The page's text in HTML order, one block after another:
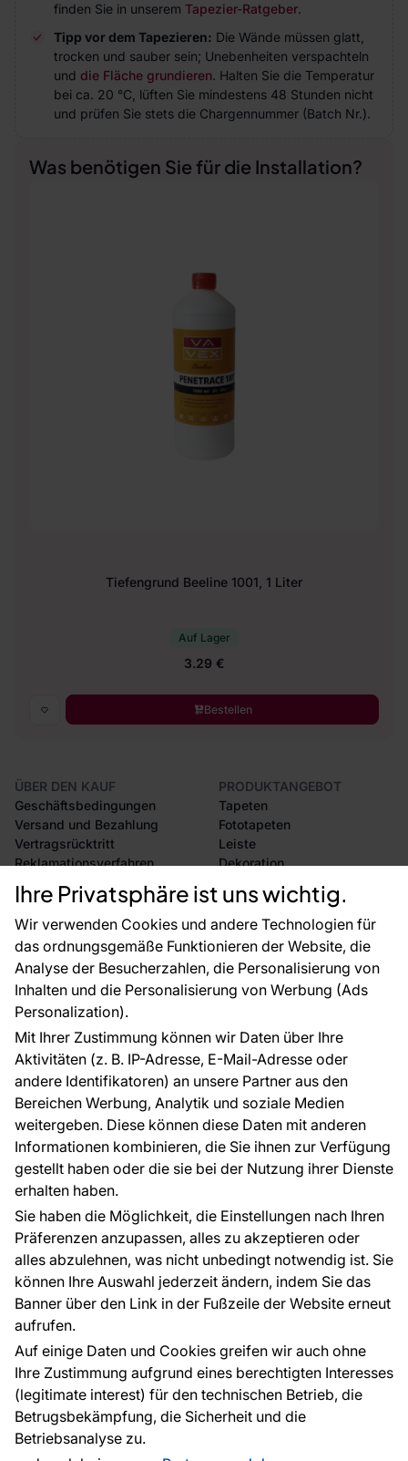
Ihre Privatsphäre ist uns wichtig.
Wir verwenden Cookies und andere Technologien für
das ordnungsgemäße Funktionieren der Website, die
Analyse der Besucherzahlen, die Personalisierung von
Inhalten und die Personalisierung von Werbung (Ads
Personalization).
Mit Ihrer Zustimmung können wir Daten über Ihre
Aktivitäten (z. B. IP-Adresse, E-Mail-Adresse oder
andere Identifikatoren) an unsere Partner aus den
Bereichen Werbung, Analytik und soziale Medien
weitergeben. Diese können diese Daten mit anderen
Informationen kombinieren, die Sie ihnen zur Verfügung
gestellt haben oder die sie bei der Nutzung ihrer Dienste
erhalten haben.
Sie haben die Möglichkeit, die Einstellungen nach Ihren
Präferenzen anzupassen, alles zu akzeptieren oder
alles abzulehnen, was nicht unbedingt notwendig ist. Sie
können Ihre Auswahl jederzeit ändern, indem Sie das
Banner über den Link in der Fußzeile der Website erneut
aufrufen.
Auf einige Daten und Cookies greifen wir auch ohne
Ihre Zustimmung aufgrund eines berechtigten Interesses
(legitimate interest) für den technischen Betrieb, die
Betrugsbekämpfung, die Sicherheit und die
Betriebsanalyse zu.
finden Sie in unserem Tapezier-Ratgeber.
Tipp vor dem Tapezieren: Die Wände müssen glatt,
trocken und sauber sein; Unebenheiten verspachteln
und die Fläche grundieren. Halten Sie die Temperatur
bei ca. 20 °C, lüften Sie mindestens 48 Stunden nicht
und prüfen Sie stets die Chargennummer (Batch Nr.).
Was benötigen Sie für die Installation?
Tiefengrund Beeline 1001, 1 Liter
Auf Lager
3.29 €
Bestellen
ÜBER DEN KAUF
Geschäftsbedingungen
Versand und Bezahlung
Vertragsrücktritt
Reklamationsverfahren
Rücksendung von Waren
CE-Zertifizierung
Großhandel
Raumvisualisierung
PRODUKTANGEBOT
Tapeten
Fototapeten
Leiste
Dekoration
Selbstklebende Folien
Zubehör
Tapetenmuster
FÜR SIE
Blog
EU-Projekte
Ratschläge und Tipps
FAQ
ÜBER DAS UNTERNEHMEN
Kontakt
Haben Sie Fragen? Wir helfen Ihnen gerne weiter
und beraten Sie persönlich.
+49 781 95633072
service@tapeteneshop.de
Zahlungsarten:
Die Zahlungen werden geleistet von:
Schutz personenbezogener Daten